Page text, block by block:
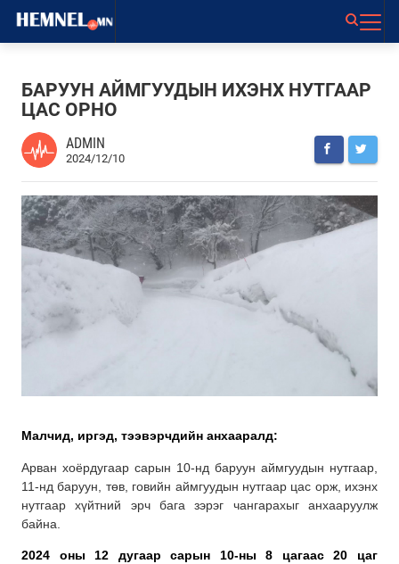
БАРУУН АЙМГУУДЫН ИХЭНХ НУТГААР
ЦАС ОРНО
ADMIN
2024/12/10
Малчид, иргэд, тээвэрчдийн анхааралд:
Арван хоёрдугаар сарын 10-нд баруун аймгуудын нутгаар,
11-нд баруун, төв, говийн аймгуудын нутгаар цас орж, ихэнх
нутгаар хүйтний эрч бага зэрэг чангарахыг анхааруулж
байна.
2024 оны 12 дугаар сарын 10-ны8 цагаас 20 цаг